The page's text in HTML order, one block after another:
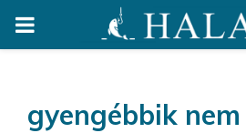
PRIMARY
gyengébbik nem